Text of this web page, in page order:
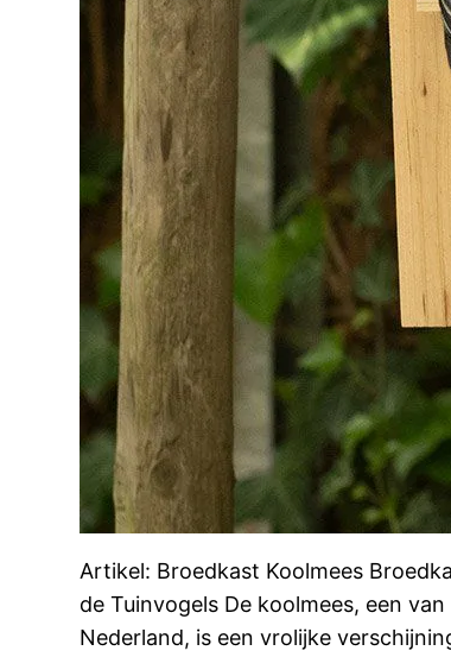
Artikel: Broedkast Koolmees
de Tuinvogels De koolmees, een
Nederland, is een vrolijke